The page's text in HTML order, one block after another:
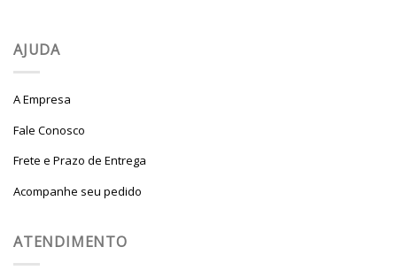
AJUDA
A Empresa
Fale Conosco
Frete e Prazo de Entrega
Acompanhe seu pedido
ATENDIMENTO